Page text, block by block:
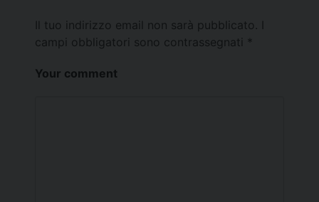
Il tuo indirizzo email non sarà pubblicato.
campi obbligatori sono contrassegnati *
Your comment